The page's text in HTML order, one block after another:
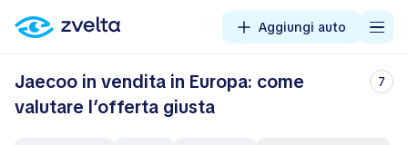
Aggiungi auto
Jaecoo in vendita in Europa: come
valutare l’offerta giusta
7